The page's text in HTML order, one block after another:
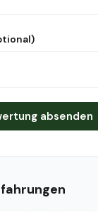
absenden